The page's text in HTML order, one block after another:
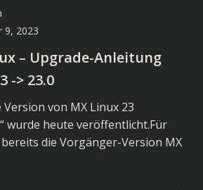
9, 2023
– Upgrade-Anleitung
-> 23.0
Version von MX Linux 23
wurde heute veröffentlicht.Für
die Vorgänger-Version MX